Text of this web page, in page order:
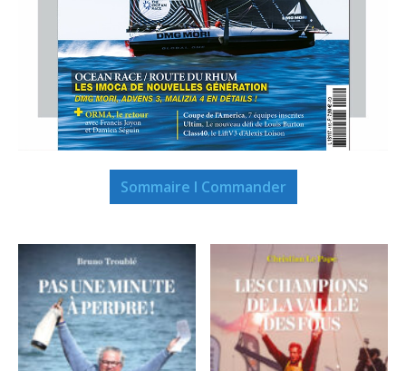
Sommaire I Commander